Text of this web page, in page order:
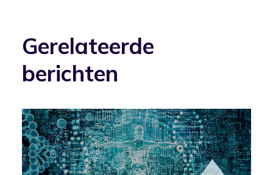
Gerelateerde
berichten